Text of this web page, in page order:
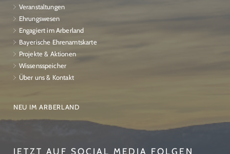
Veranstaltungen
Ehrungswesen
Engagiert im Arberland
Bayerische Ehrenamtskarte
Projekte & Aktionen
Wissensspeicher
Über uns & Kontakt
NEU IM ARBERLAND
JETZT AUF SOCIAL MEDIA FOLGEN